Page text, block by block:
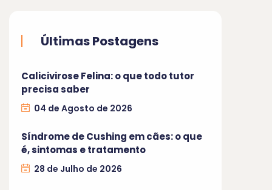
Últimas Postagens
Calicivirose Felina: o que todo tutor
precisa saber
04 de Agosto de 2026
Síndrome de Cushing em cães: o que
é, sintomas e tratamento
28 de Julho de 2026